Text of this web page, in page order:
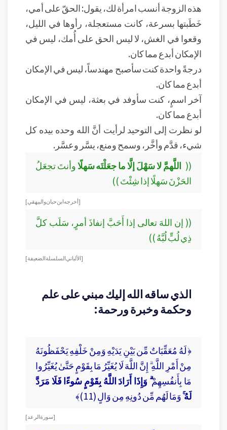
هذه الزوجة أنسب امرأة لك، يقول: الحقّ على أمي،
خَطَبتها بسرعة، كانت مستعجلة، رأوها في الليل،
وقعوا في الغش، لا ليس الحق على أُمك، ليس في
الإمكان أبدع مما كان.
درجةً واحدة كنت سأصبح مهندساً، ليس في الإمكان
أبدع مما كان.
آخر اسمٍ، كنت سأوفد في بعثة، ليس في الإمكان
أبدع مما كان.
لو نظرت إلى التوحيد لرأيت أنَّ الله وحده بيده كل
شيء، قدَّم وأخَّر، وسمح ومنع، يسَّر وعسَّر.
(( اللَّهمَّ لا سَهْلَ إلَّا ما جعَلْتَه سَهلًاوأنتَ تجعَلُ
الحَزْنَ سَهلًا إذا شِئْتَ ))
[ أخرجه ابن حبان والبيهقي ]
(( إن اللهَ تعالى إذا أَحَبَّ إنفاذَ أمرٍ، سَلَب كلَّ
ذِي لُبٍّ لُبَّهُ ))
[ الألباني السلسلة الضعيفة ]
الذي ساقه الله إليك مبني على علم
وحكمة وخبرة ورحمة:
﴿ لَهُ مُعَقِّبَاتٌ مِّن بَيْنِ يَدَيْهِ وَمِنْ خَلْفِهِ يَحْفَظُونَهُ
مِنْ أَمْرِ اللَّهِ ۗ إِنَّ اللَّهَ لَا يُغَيِّرُ مَا بِقَوْمٍ حَتَّىٰ يُغَيِّرُوا
مَا بِأَنفُسِهِمْۗ وَإِذَا أَرَادَ اللَّهُ بِقَوْمٍ سُوءًا فَلَا مَرَدَّ
لَهُ ۚوَمَا لَهُم مِّن دُونِهِ مِن وَالٍ (11)﴾
[ سورة الرعد ]